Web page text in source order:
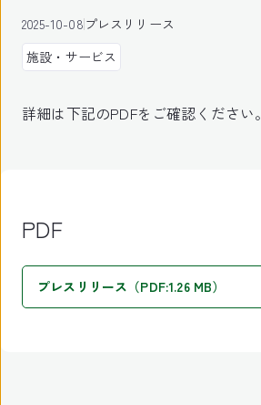
2025-10-08プレスリリース
施設・サービス
詳細は下記のPDFをご確認ください。
PDF
プレスリリース（PDF:1.26 MB）